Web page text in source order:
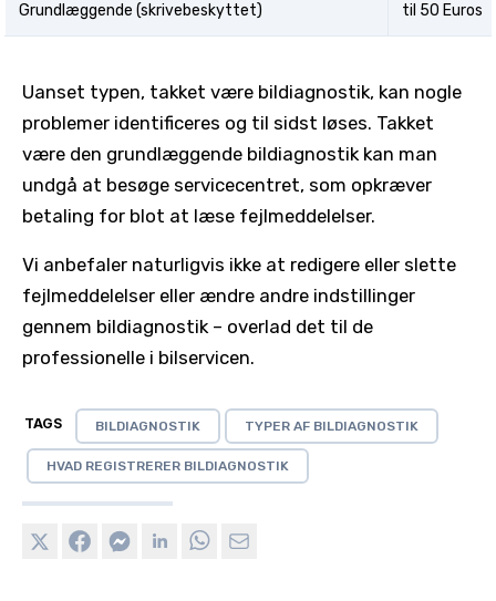
Grundlæggende (skrivebeskyttet) til 50 Euros
Uanset typen, takket være bildiagnostik, kan nogle
problemer identificeres og til sidst løses. Takket
være den grundlæggende bildiagnostik kan man
undgå at besøge servicecentret, som opkræver
betaling for blot at læse fejlmeddelelser.
Vi anbefaler naturligvis ikke at redigere eller slette
fejlmeddelelser eller ændre andre indstillinger
gennem bildiagnostik – overlad det til de
professionelle i bilservicen.
TAGS BILDIAGNOSTIK TYPER AF BILDIAGNOSTIK
HVAD REGISTRERER BILDIAGNOSTIK